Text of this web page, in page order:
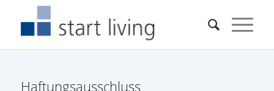
Haftungsausschluss